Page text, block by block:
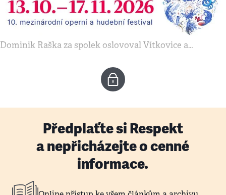
Dominik Raška za spolek oslovoval Vítkovice a…
Předplaťte si Respekt
a nepřicházejte o cenné
informace.